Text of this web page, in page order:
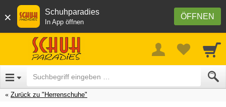
× ÖFFNEN
Schuhparadies
In App öffnen
Zurück zu "Herrenschuhe"